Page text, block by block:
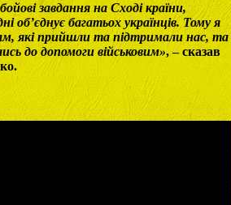
завдання на Сході країни,
об’єднує багатьох українців. Тому я
які прийшли та підтримали нас, та
до допомоги військовим», – сказав